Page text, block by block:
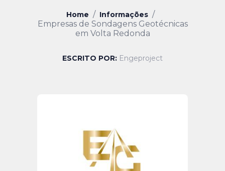
Home / Informações /
Empresas de Sondagens Geotécnicas
em Volta Redonda
ESCRITO POR: Engeproject